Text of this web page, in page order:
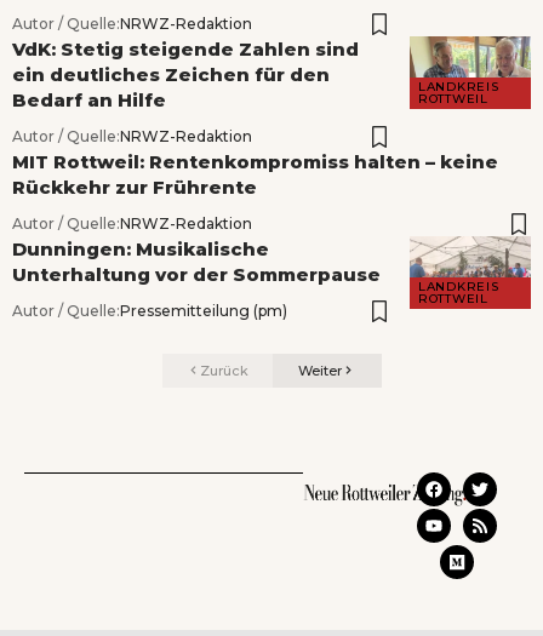
Autor / Quelle:NRWZ-Redaktion
LANDKREIS
ROTTWEIL
VdK: Stetig steigende Zahlen sind
ein deutliches Zeichen für den
Bedarf an Hilfe
Autor / Quelle:NRWZ-Redaktion
MIT Rottweil: Rentenkompromiss halten – keine
Rückkehr zur Frührente
Autor / Quelle:NRWZ-Redaktion
LANDKREIS
ROTTWEIL
Dunningen: Musikalische
Unterhaltung vor der Sommerpause
Autor / Quelle:Pressemitteilung (pm)
Zurück Weiter